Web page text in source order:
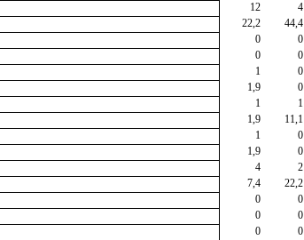
12 4
22,2 44,4
0 0
0 0
1 0
1,9 0
1 1
1,9 11,1
1 0
1,9 0
4 2
7,4 22,2
0 0
0 0
0 0